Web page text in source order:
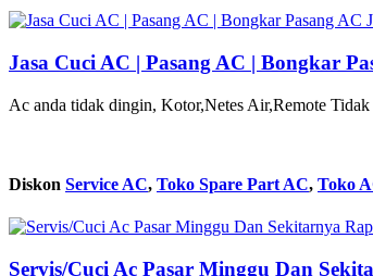
Jasa Cuci AC | Pasang AC | Bongkar
Ac anda tidak dingin, Kotor,Netes Air,Remote
Diskon Service AC, Toko Spare Part AC, Toko
Servis/Cuci Ac Pasar Minggu Dan